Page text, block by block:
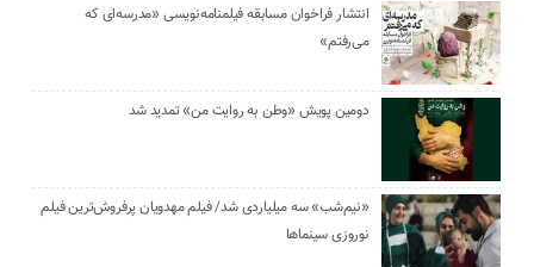
انتشار فراخوان مسابقه فیلمنامه‌نویسی «مدرسه‌ای که
می‌رفتم»
دومین پویش «وطن به روایت من» تمدید شد
«نیم‌شب» سه میلیاردی شد/ فیلم مهدویان پرفروش‌ترین فیلم
نوروزی سینماها